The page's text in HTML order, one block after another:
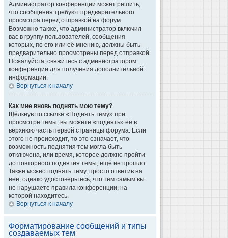
Администратор конференции может решить,
что сообщения требуют предварительного
просмотра перед отправкой на форум.
Возможно также, что администратор включил
вас в группу пользователей, сообщения
которых, по его или её мнению, должны быть
предварительно просмотрены перед отправкой.
Пожалуйста, свяжитесь с администратором
конференции для получения дополнительной
информации.
Вернуться к началу
Как мне вновь поднять мою тему?
Щёлкнув по ссылке «Поднять тему» при
просмотре темы, вы можете «поднять» её в
верхнюю часть первой страницы форума. Если
этого не происходит, то это означает, что
возможность поднятия тем могла быть
отключена, или время, которое должно пройти
до повторного поднятия темы, ещё не прошло.
Также можно поднять тему, просто ответив на
неё, однако удостоверьтесь, что тем самым вы
не нарушаете правила конференции, на
которой находитесь.
Вернуться к началу
Форматирование сообщений и типы
создаваемых тем